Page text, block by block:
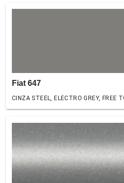
Fiat 647
CINZA STEEL, ELECTRO GREY, FREE